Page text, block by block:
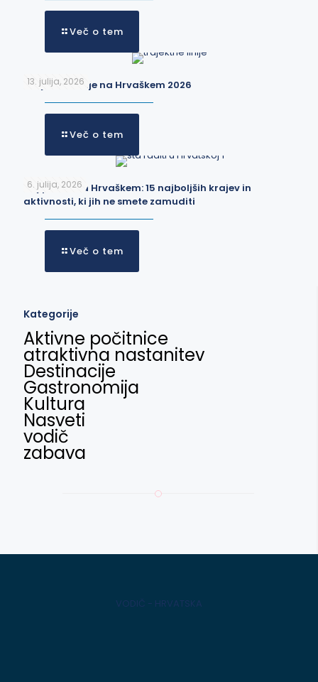
Več o tem
13. julija, 2026
Trajektne linije na Hrvaškem 2026
Več o tem
6. julija, 2026
Kaj početi na Hrvaškem: 15 najboljših krajev in
aktivnosti, ki jih ne smete zamuditi
Več o tem
Kategorije
Aktivne počitnice
atraktivna nastanitev
Destinacije
Gastronomija
Kultura
Nasveti
vodič
zabava
VODIČ - HRVATSKA